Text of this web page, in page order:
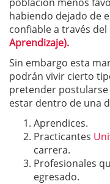
habiendo dejado de
confiable a través del
Aprendizaje).
Sin embargo esta
podrán vivir cierto
pretender postularse
estar dentro de una
Aprendices.
Practicantes
carrera.
Profesionales
egresado.